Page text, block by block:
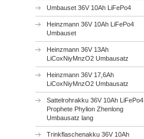
Umbauset 36V 10Ah LiFePo4
Heinzmann 36V 10Ah LiFePo4
Umbauset
Heinzmann 36V 13Ah
LiCoxNiyMnzO2 Umbausatz
Heinzmann 36V 17,6Ah
LiCoxNiyMnzO2 Umbausatz
Sattelrohrakku 36V 10Ah LiFePo4
Prophete Phylion Zhenlong
Umbausatz lang
Trinkflaschenakku 36V 10Ah